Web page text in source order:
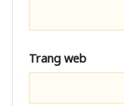
Trang web